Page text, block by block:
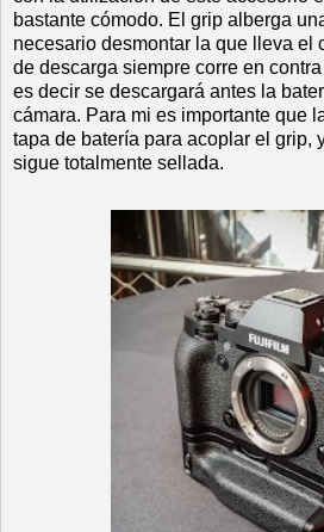
bastante cómodo. El grip alberga
necesario desmontar la que lleva el
de descarga siempre corre en
es decir se descargará antes la
cámara. Para mi es importante que
tapa de batería para acoplar el grip,
sigue totalmente sellada.